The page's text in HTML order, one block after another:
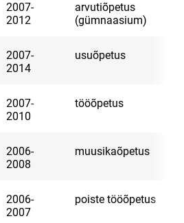
2007-
2012
arvutiõpetus
(gümnaasium)
2007-
2014
usuõpetus
2007-
2010
tööõpetus
2006-
2008
muusikaõpetus
2006-
2007
poiste tööõpetus